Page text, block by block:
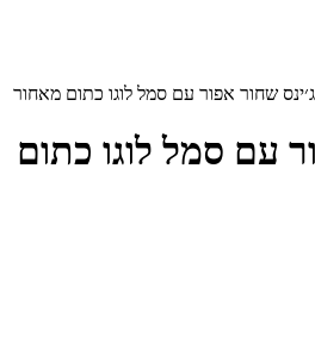
שחור אפור עם סמל לוגו כתום מאחור
עם סמל לוגו כתום